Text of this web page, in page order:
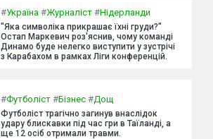
#Україна #Журналіст #Нідерланди
"Яка символіка прикрашає їхні груди?"
Остап Маркевич роз'яснив, чому команді
Динамо буде нелегко виступити у зустрічі
з Карабахом в рамках Ліги конференцій.
#Футболіст #Бізнес #Дощ
Футболіст трагічно загинув внаслідок
удару блискавки під час гри в Таїланді, а
ще 12 осіб отримали травми.